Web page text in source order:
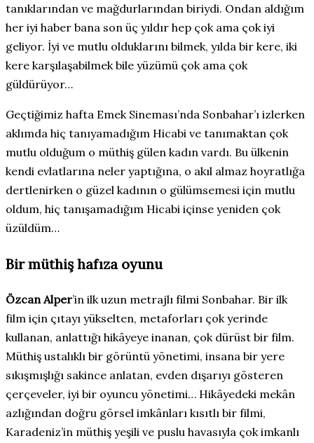
tanıklarından ve mağdurlarından biriydi. Ondan aldığım
her iyi haber bana son üç yıldır hep çok ama çok iyi
geliyor. İyi ve mutlu olduklarını bilmek, yılda bir kere, iki
kere karşılaşabilmek bile yüzümü çok ama çok
güldürüyor…
Geçtiğimiz hafta Emek Sineması’nda Sonbahar’ı izlerken
aklımda hiç tanıyamadığım Hicabi ve tanımaktan çok
mutlu olduğum o müthiş gülen kadın vardı. Bu ülkenin
kendi evlatlarına neler yaptığına, o akıl almaz hoyratlığa
dertlenirken o güzel kadının o gülümsemesi için mutlu
oldum, hiç tanışamadığım Hicabi içinse yeniden çok
üzüldüm…
Bir müthiş hafıza oyunu
Özcan Alper’in ilk uzun metrajlı filmi Sonbahar. Bir ilk
film için çıtayı yükselten, metaforları çok yerinde
kullanan, anlattığı hikâyeye inanan, çok dürüst bir film.
Müthiş ustalıklı bir görüntü yönetimi, insana bir yere
sıkışmışlığı sakince anlatan, evden dışarıyı gösteren
çerçeveler, iyi bir oyuncu yönetimi… Hikâyedeki mekân
azlığından doğru görsel imkânları kısıtlı bir filmi,
Karadeniz’in müthiş yeşili ve puslu havasıyla çok imkanlı